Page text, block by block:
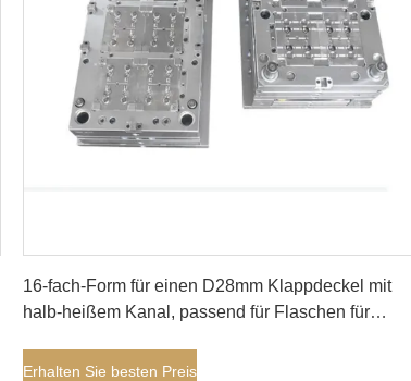
16-fach-Form für einen D28mm Klappdeckel mit
halb-heißem Kanal, passend für Flaschen für
Erhalten Sie besten Preis